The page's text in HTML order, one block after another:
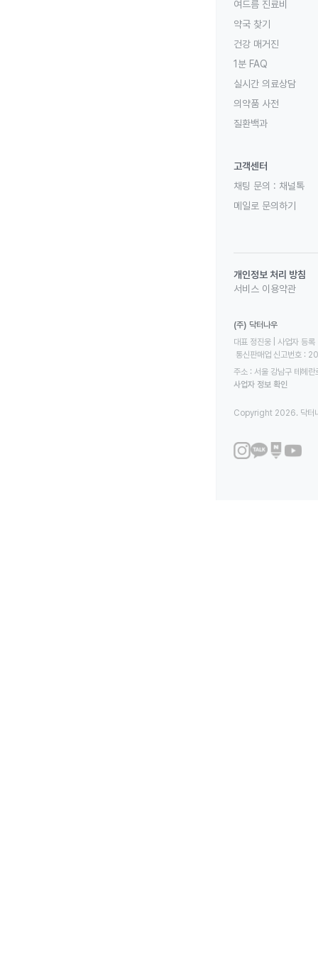
여드름 진료비
약국 찾기
건강 매거진
1분 FAQ
실시간 의료상담
의약품 사전
질환백과
고객센터
채팅 문의 : 채널톡
메일로 문의하기
개인정보 처리 방침
서비스 이용약관
(주) 닥터나우
대표 정진웅 | 사업자
통신판매업 신고번호
주소 : 서울 강남구 테헤
사업자 정보 확인
Copyright 2026. 닥터